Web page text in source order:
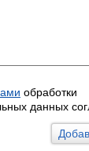
обработки
данных